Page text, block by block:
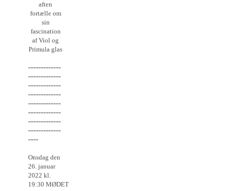
aften
fortælle om
sin
fascination
af Viol og
Primula glas
-------------
-------------
-------------
-------------
-------------
-------------
-------------
-------------
----
Onsdag den
26. januar
2022 kl.
19:30 MØDET